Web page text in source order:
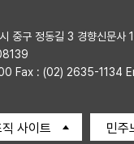
중구 정동길 3 경향신문사
Fax : (02) 2635-1134
사이트 민주